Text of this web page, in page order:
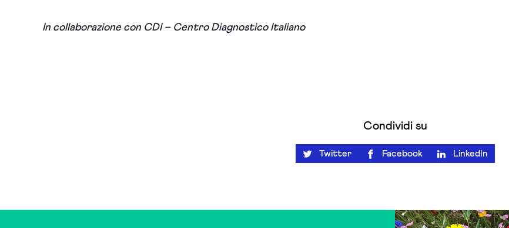
In collaborazione con CDI – Centro Diagnostico Italiano
Condividi su
Twitter Facebook LinkedIn